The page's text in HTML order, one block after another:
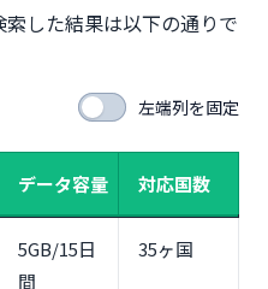
した結果は以下の通りで
左端列を固定
データ容量 対応国数
5GB/15日
間
35ヶ国